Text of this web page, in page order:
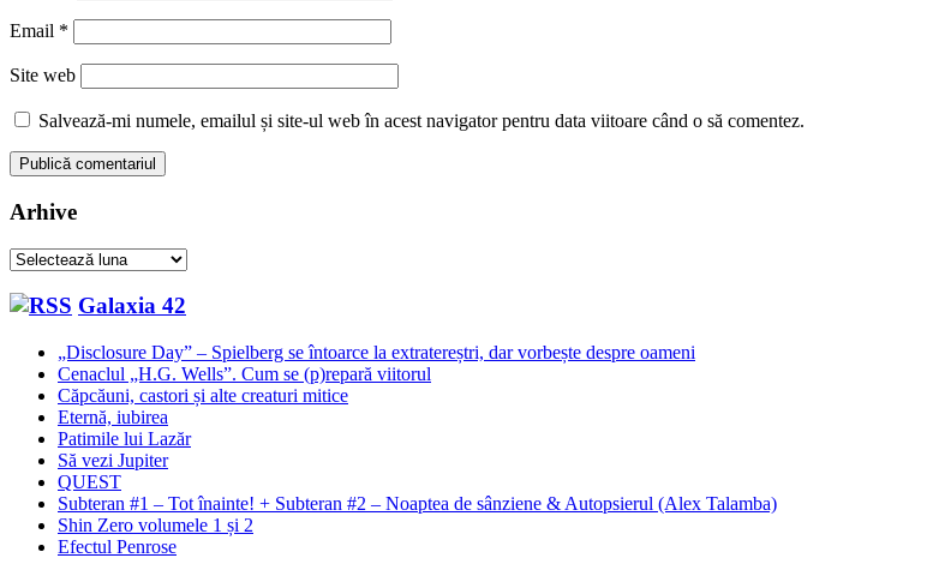
Email *
Site web
Salvează-mi numele, emailul și site-ul web în acest navigator pentru data viitoare când o să comentez.
Arhive
Arhive
Galaxia 42
„Disclosure Day” – Spielberg se întoarce la extratereștri, dar vorbește despre oameni
Cenaclul „H.G. Wells”. Cum se (p)repară viitorul
Căpcăuni, castori și alte creaturi mitice
Eternă, iubirea
Patimile lui Lazăr
Să vezi Jupiter
QUEST
Subteran #1 – Tot înainte! + Subteran #2 – Noaptea de sânziene & Autopsierul (Alex Talamba)
Shin Zero volumele 1 și 2
Efectul Penrose